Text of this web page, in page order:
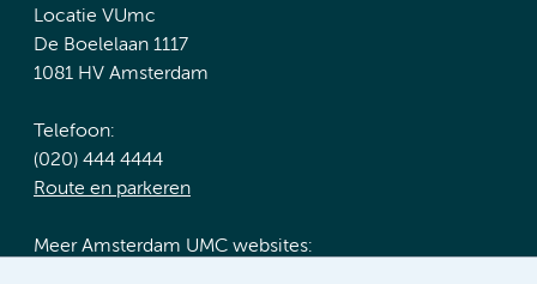
Locatie VUmc
De Boelelaan 1117
1081 HV Amsterdam
Telefoon:
(020) 444 4444
Route en parkeren
Meer Amsterdam UMC websites: